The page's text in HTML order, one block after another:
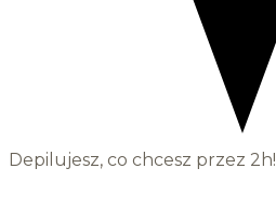
Depilujesz, co chcesz przez 2h!